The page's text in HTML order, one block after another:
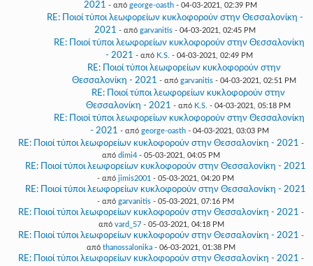
2021 - από george-oasth- 04-03-2021, 02:39 PM
RE: Ποιοί τύποι λεωφορείων κυκλοφορούν στην Θεσσαλονίκη -
2021 - από garvanitis- 04-03-2021, 02:45 PM
RE: Ποιοί τύποι λεωφορείων κυκλοφορούν στην Θεσσαλονίκη
- 2021 - από K.S. - 04-03-2021, 02:49 PM
RE: Ποιοί τύποι λεωφορείων κυκλοφορούν στην
Θεσσαλονίκη - 2021 - από garvanitis- 04-03-2021, 02:51 PM
RE: Ποιοί τύποι λεωφορείων κυκλοφορούν στην
Θεσσαλονίκη - 2021 - από K.S. - 04-03-2021, 05:18 PM
RE: Ποιοί τύποι λεωφορείων κυκλοφορούν στην Θεσσαλονίκη
- 2021 - από george-oasth- 04-03-2021, 03:03 PM
RE: Ποιοί τύποι λεωφορείων κυκλοφορούν στην Θεσσαλονίκη - 2021 -
από dimi4 - 05-03-2021, 04:05 PM
RE: Ποιοί τύποι λεωφορείων κυκλοφορούν στην Θεσσαλονίκη - 2021
- από jimis2001 - 05-03-2021, 04:20 PM
RE: Ποιοί τύποι λεωφορείων κυκλοφορούν στην Θεσσαλονίκη - 2021
- από garvanitis - 05-03-2021, 07:16 PM
RE: Ποιοί τύποι λεωφορείων κυκλοφορούν στην Θεσσαλονίκη - 2021 -
από vard_57- 05-03-2021, 04:18 PM
RE: Ποιοί τύποι λεωφορείων κυκλοφορούν στην Θεσσαλονίκη - 2021 -
από thanossalonika - 06-03-2021, 01:38 PM
RE: Ποιοί τύποι λεωφορείων κυκλοφορούν στην Θεσσαλονίκη - 2021 -